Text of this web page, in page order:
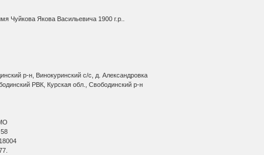
Чуйкова Якова Васильевича 1900 г.р..
р-н, Винокуринский с/с, д. Александровка
РВК, Курская обл., Свободинский р-н